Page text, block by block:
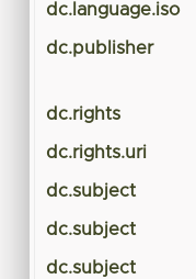
dc.language.iso
dc.publisher
dc.rights
dc.rights.uri
dc.subject
dc.subject
dc.subject